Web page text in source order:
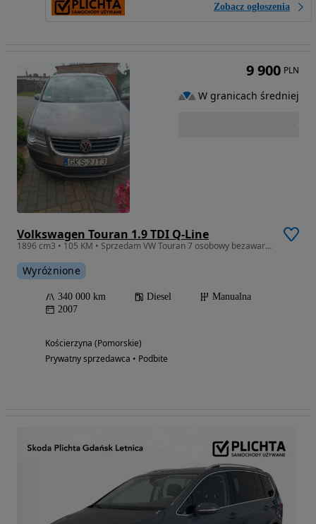
Zobacz ogłoszenia
Volkswagen Touran 1.9 TDI Q-Line
1896 cm3 • 105 KM • Sprzedam VW Touran 7 osobowy bezawaryjny garażowany
Wyróżnione
340 000 km Diesel
Manualna
2007
Kościerzyna (Pomorskie)
Prywatny sprzedawca • Podbite
9 900 PLN
W granicach średniej